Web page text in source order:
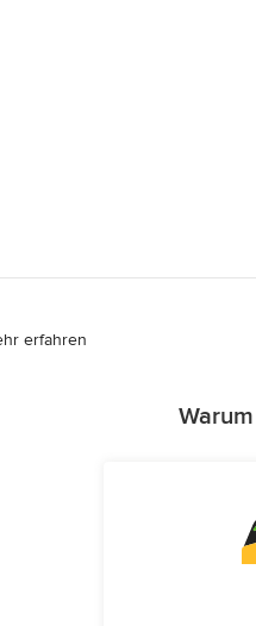
erfahren